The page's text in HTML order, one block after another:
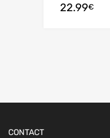
22.99€
CONTACT